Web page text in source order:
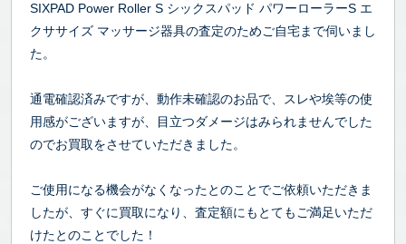
SIXPAD Power Roller S シックスパッド パワーローラーS エ
クササイズ マッサージ器具の査定のためご自宅まで伺いまし
た。
通電確認済みですが、動作未確認のお品で、スレや埃等の使
用感がございますが、目立つダメージはみられませんでした
のでお買取をさせていただきました。
ご使用になる機会がなくなったとのことでご依頼いただきま
したが、すぐに買取になり、査定額にもとてもご満足いただ
けたとのことでした！